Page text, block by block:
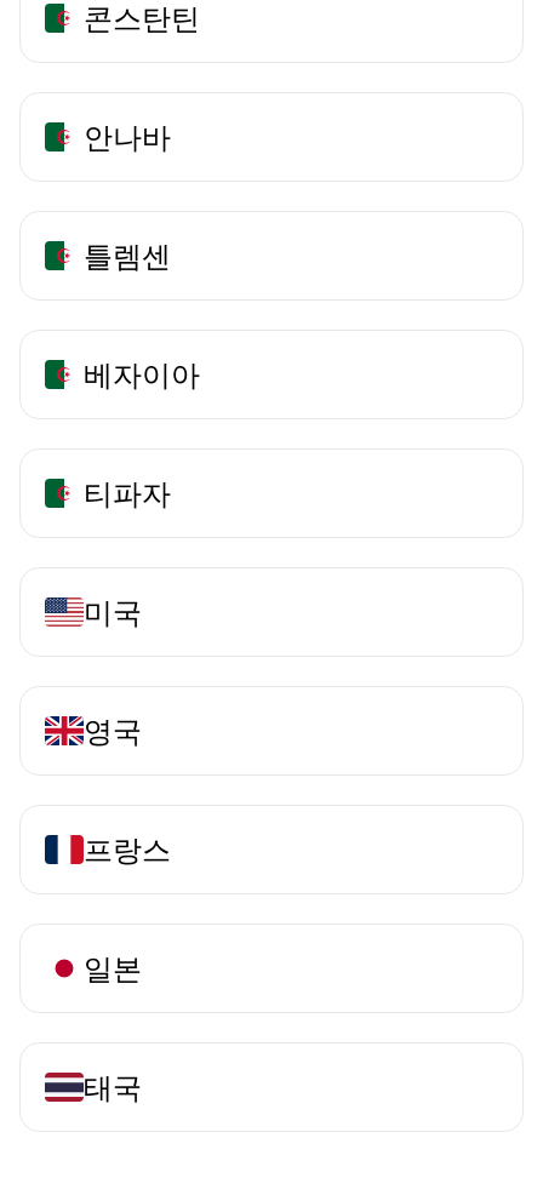
콘스탄틴
안나바
틀렘센
베자이아
티파자
미국
영국
프랑스
일본
태국